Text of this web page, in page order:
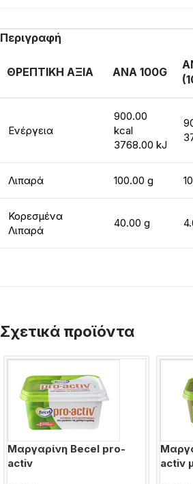
Περιγραφή
ΘΡΕΠΤΙΚΗ ΑΞΙΑ ΑΝΑ 100G
Ενέργεια
900.00
kcal
3768.00 kJ
Λιπαρά 100.00 g
Κορεσμένα
Λιπαρά
40.00 g
Σχετικά προϊόντα
Μαργαρίνη Becel pro-
activ
activ